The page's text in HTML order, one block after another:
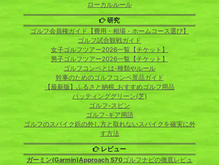
ローカルルール
研究
ゴルフ会員権ガイド【費用・相場・ホームコース選び】
ゴルフ試合観戦ガイド
女子ゴルフツアー2026一覧【チケット】
男子ゴルフツアー2026一覧【チケット】
ゴルフコンペとは-種類やルール
幹事のためのゴルフコンペ景品ガイド
【最新版】ふるさと納税_おすすめゴルフ用品
パッティンググリーン(芝)
ゴルフ-スピン
ゴルフ-ギア用語
ゴルフのスパイク鋲の外し方と取れないスパイクを確実に外
す方法
レビュー
ガーミン(Garmin)Approach S70ゴルフナビの徹底レビュ